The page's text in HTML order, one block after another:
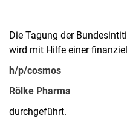
Die Tagung der
wird mit Hilfe einer
h/p/cosmos
Rölke Pharma
durchgeführt.